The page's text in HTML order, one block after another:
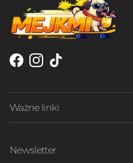
Facebook
Instagram
TikTok
Ważne linki
Newsletter